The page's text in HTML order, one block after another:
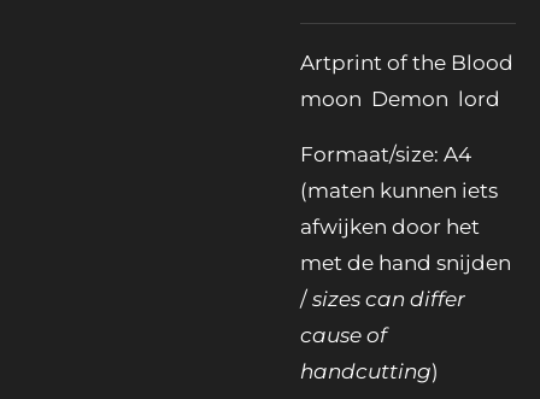
Artprint of the Blood
moon Demon lord
Formaat/size: A4
(maten kunnen iets
afwijken door het
met de hand snijden
/ sizes can differ
cause of
handcutting)